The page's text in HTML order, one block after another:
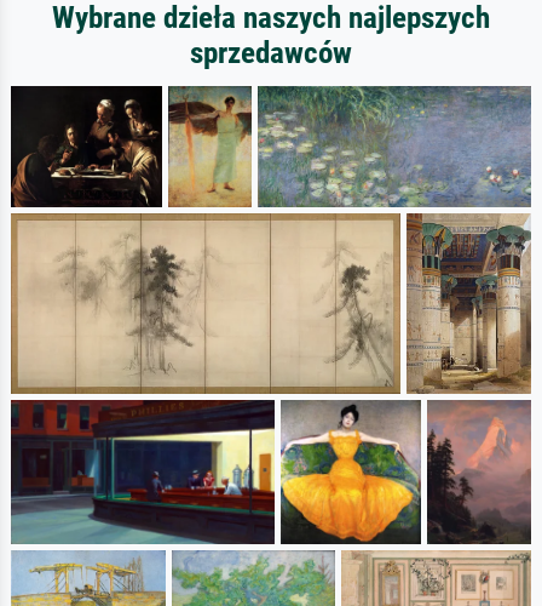
Wybrane dzieła naszych najlepszych
sprzedawców